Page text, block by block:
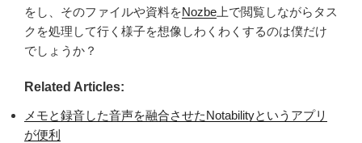
をし、そのファイルや資料をNozbe 上で閲覧しながらタス
クを処理して行く様子を想像しわくわくするのは僕だけ
でしょうか？
Related Articles:
メモと録音した音声を融合させたNotabilityというアプリ
が便利